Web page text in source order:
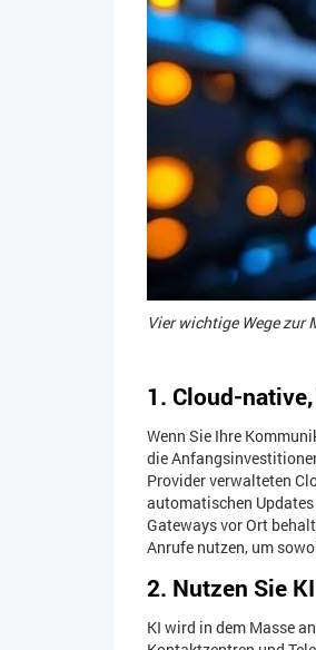
Vier wichtige Wege zur
1. Cloud-
Wenn Sie Ihre
die
Provider verwalteten
automatischen
Gateways vor Ort
Anrufe nutzen, um
2. Nutzen Sie
KI wird in dem Masse